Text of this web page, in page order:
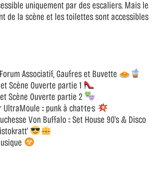
uniquement par des escaliers. Mais le
de la scène et les toilettes sont accessibles
Associatif, Gaufres et Buvette
Scène Ouverte partie 1
Scène Ouverte partie 2
:: punk à chat·te·s
Von Buffalo :: Set House 90's & Disco